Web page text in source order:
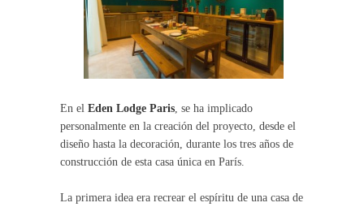
En el Eden Lodge Paris , se ha implicado
personalmente en la creación del proyecto, desde el
diseño hasta la decoración, durante los tres años de
construcción de esta casa única en París.
La primera idea era recrear el espíritu de una casa de